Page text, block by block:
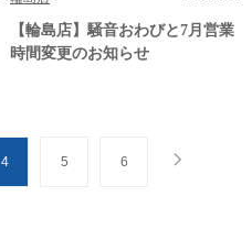
【輪島店】騒音おわびと7月営業
時間変更のお知らせ
4 5 6